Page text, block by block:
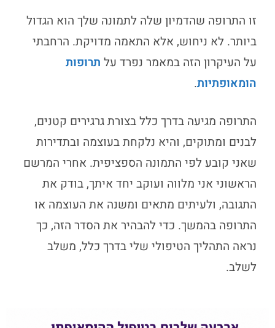
זו התרופה שהדמיון שלה לתמונה שלך הוא הגדול
ביותר. לא ניחוש, אלא התאמה מדויקת. הרחבתי
על העיקרון הזה במאמר נפרד על תרופות
הומאופתיות.
התרופה מגיעה בדרך כלל בצורת גרגירים קטנים,
לבנים ומתוקים, והיא נלקחת בעוצמה ובתדירות
שאני קובע לפי התמונה הספציפית. אחרי המרשם
הראשוני אני מלווה ועוקב יחד איתך, בודק את
התגובה, ולעיתים מתאים ומשנה את העוצמה או
התרופה בהמשך. כדי להבהיר את הסדר הזה, כך
נראה התהליך הטיפולי שלי בדרך כלל, משלב
לשלב.